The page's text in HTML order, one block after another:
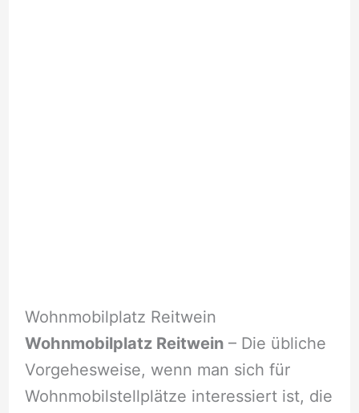
Wohnmobilplatz Reitwein
Wohnmobilplatz Reitwein– Die übliche
Vorgehesweise, wenn man sich für
Wohnmobilstellplätze interessiert ist, die